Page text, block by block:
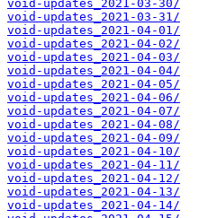
void-updates_2021-03-30/
void-updates_2021-03-31/
void-updates_2021-04-01/
void-updates_2021-04-02/
void-updates_2021-04-03/
void-updates_2021-04-04/
void-updates_2021-04-05/
void-updates_2021-04-06/
void-updates_2021-04-07/
void-updates_2021-04-08/
void-updates_2021-04-09/
void-updates_2021-04-10/
void-updates_2021-04-11/
void-updates_2021-04-12/
void-updates_2021-04-13/
void-updates_2021-04-14/